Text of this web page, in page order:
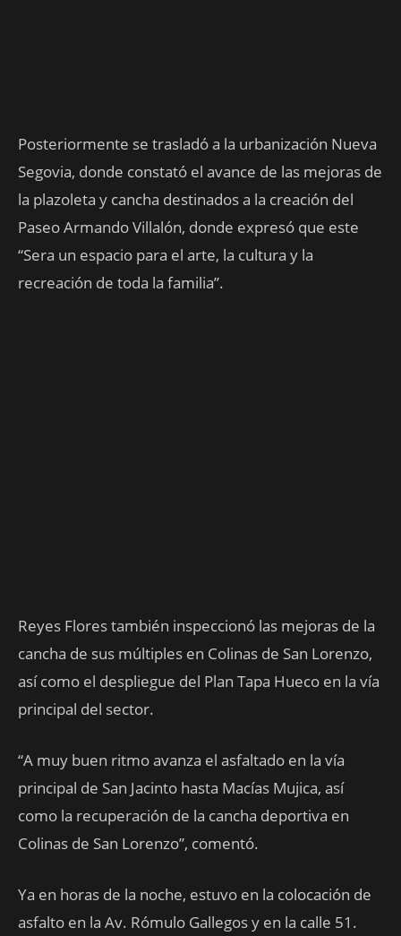
Posteriormente se trasladó a la urbanización Nueva
Segovia, donde constató el avance de las mejoras de
la plazoleta y cancha destinados a la creación del
Paseo Armando Villalón, donde expresó que este
“Sera un espacio para el arte, la cultura y la
recreación de toda la familia”.
Reyes Flores también inspeccionó las mejoras de la
cancha de sus múltiples en Colinas de San Lorenzo,
así como el despliegue del Plan Tapa Hueco en la vía
principal del sector.
“A muy buen ritmo avanza el asfaltado en la vía
principal de San Jacinto hasta Macías Mujica, así
como la recuperación de la cancha deportiva en
Colinas de San Lorenzo”, comentó.
Ya en horas de la noche, estuvo en la colocación de
asfalto en la Av. Rómulo Gallegos y en la calle 51.